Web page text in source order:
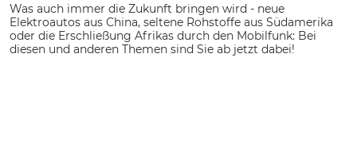
Was auch immer die Zukunft bringen wird - neue
Elektroautos aus China, seltene Rohstoffe aus Südamerika
oder die Erschließung Afrikas durch den Mobilfunk: Bei
diesen und anderen Themen sind Sie ab jetzt dabei!